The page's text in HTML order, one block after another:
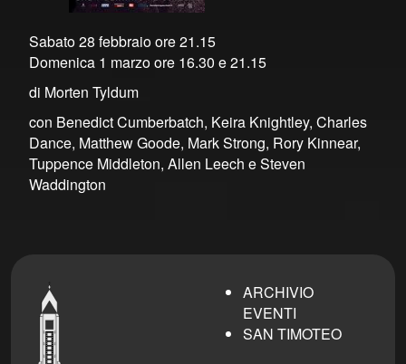
Sabato 28 febbraio ore 21.15
Domenica 1 marzo ore 16.30 e 21.15
di Morten Tyldum
con Benedict Cumberbatch, Keira Knightley, Charles
Dance, Matthew Goode, Mark Strong, Rory Kinnear,
Tuppence Middleton, Allen Leech e Steven
Waddington
ARCHIVIO
EVENTI
SAN TIMOTEO